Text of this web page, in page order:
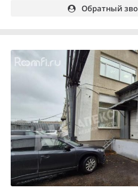
Обратный